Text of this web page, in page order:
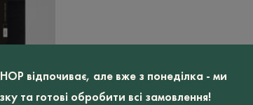
відпочиває, але вже з понеділка - ми
та готові обробити всі замовлення!